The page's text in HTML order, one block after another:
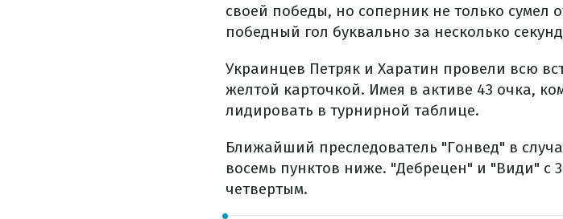
своей победы, но соперник не только сумел
победный гол буквально за несколько
Украинцев Петряк и Харатин провели всю
желтой карточкой. Имея в активе 43 очка,
лидировать в турнирной таблице.
Ближайший преследователь "Гонвед" в
восемь пунктов ниже. "Дебрецен" и "Види" с
четвертым.